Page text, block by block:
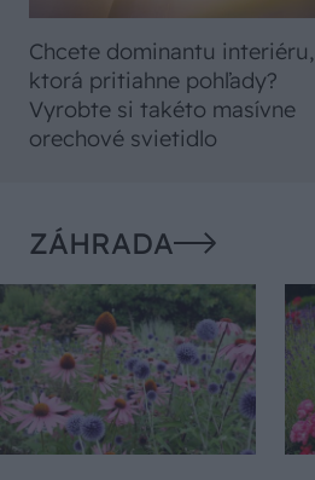
Chcete dominantu interiéru,
ktorá pritiahne pohľady?
Vyrobte si takéto masívne
orechové svietidlo
ZÁHRADA